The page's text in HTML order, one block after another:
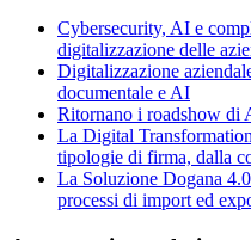
Cybersecurity, AI e
digitalizzazione delle
Digitalizzazione
documentale e AI
Ritornano i roadshow di
La Digital
tipologie di firma, dalla
La Soluzione Dogana
processi di import ed